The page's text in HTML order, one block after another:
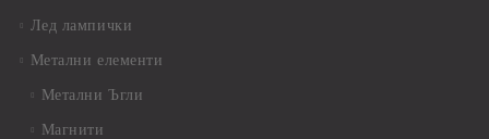
Лед лампички
Метални елементи
Метални Ъгли
Магнити